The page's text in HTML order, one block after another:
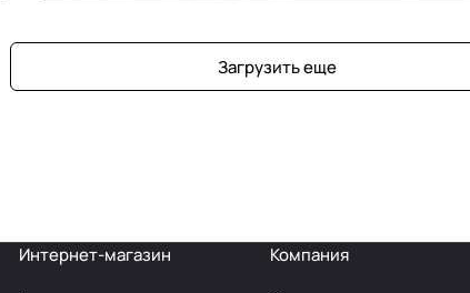
Загрузить еще
Интернет-магазин Компания